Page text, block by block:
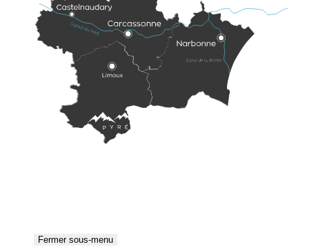
Fermer sous-menu